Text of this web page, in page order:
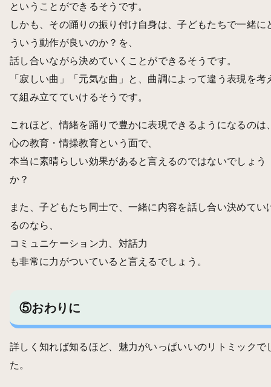
ということができるそうです。
しかも、その踊りの振り付け自身は、子どもたちで一緒に
ういう動作が良いのか？を、
話し合いながら決めていくことができるそうです。
「寂しい曲」「元気な曲」と、曲調によって違う表現を考
て組み立てていけるそうです。
これほど、情緒を踊りで豊かに表現できるようになるのは
心の教育・情操教育という面で、
本当に素晴らしい効果があると言えるのではないでしょう
か？
また、子どもたち同士で、一緒に内容を話し合い決めてい
るのなら、
コミュニケーション力、対話力
も非常に力がついていると言えるでしょう。
⑤おわりに
詳しく知れば知るほど、魅力がいっぱいいのリトミックで
た。